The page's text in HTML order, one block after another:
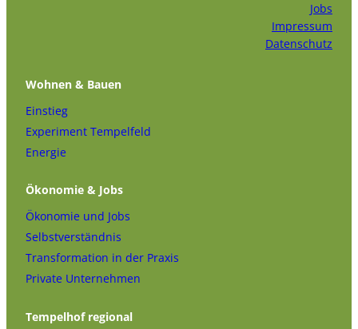
Jobs
Impressum
Datenschutz
Wohnen & Bauen
Einstieg
Experiment Tempelfeld
Energie
Ökonomie & Jobs
Ökonomie und Jobs
Selbstverständnis
Transformation in der Praxis
Private Unternehmen
Tempelhof regional